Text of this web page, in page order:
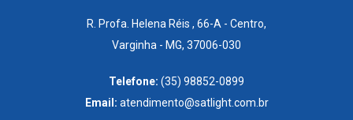
R. Profa. Helena Réis , 66-A - Centro,
Varginha - MG, 37006-030
Telefone: (35) 98852-0899
Email: atendimento@satlight.com.br